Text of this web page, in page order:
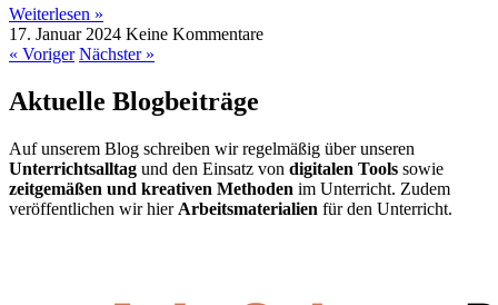
Weiterlesen »
17. Januar 2024 Keine Kommentare
« Voriger Nächster »
Aktuelle Blogbeiträge
Auf unserem Blog schreiben wir regelmäßig über unseren
Unterrichtsalltag und den Einsatz von digitalen Tools sowie
zeitgemäßen und kreativen Methoden im Unterricht. Zudem
veröffentlichen wir hier Arbeitsmaterialien für den Unterricht.